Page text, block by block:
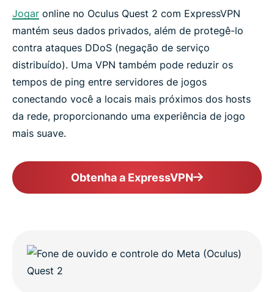
Jogar online no Oculus Quest 2 com ExpressVPN
mantém seus dados privados, além de protegê-lo
contra ataques DDoS (negação de serviço
distribuído). Uma VPN também pode reduzir os
tempos de ping entre servidores de jogos
conectando você a locais mais próximos dos hosts
da rede, proporcionando uma experiência de jogo
mais suave.
Obtenha a ExpressVPN